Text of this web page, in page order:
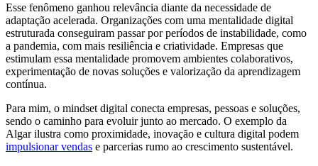
Esse fenômeno ganhou relevância diante da necessidade de
adaptação acelerada. Organizações com uma mentalidade digital
estruturada conseguiram passar por períodos de instabilidade, como
a pandemia, com mais resiliência e criatividade. Empresas que
estimulam essa mentalidade promovem ambientes colaborativos,
experimentação de novas soluções e valorização da aprendizagem
contínua.
Para mim, o mindset digital conecta empresas, pessoas e soluções,
sendo o caminho para evoluir junto ao mercado. O exemplo da
Algar ilustra como proximidade, inovação e cultura digital podem
impulsionar vendas e parcerias rumo ao crescimento sustentável.